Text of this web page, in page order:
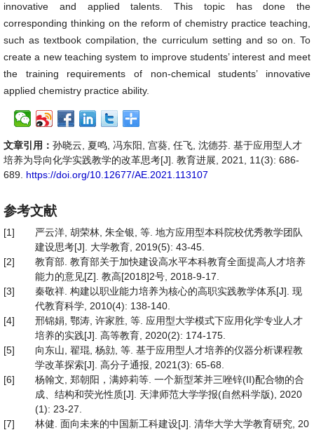
innovative and applied talents. This topic has done the
corresponding thinking on the reform of chemistry practice teaching,
such as textbook compilation, the curriculum setting and so on. To
create a new teaching system to improve students’ interest and meet
the training requirements of non-chemical students’ innovative
applied chemistry practice ability.
文章引用： 孙晓云, 夏鸣, 冯东阳, 宫葵, 任飞, 沈德芬. 基于应用型人才
培养为导向化学实践教学的改革思考[J]. 教育进展, 2021, 11(3): 686-
689. https://doi.org/10.12677/AE.2021.113107
参考文献
[1]
严云洋, 胡荣林, 朱全银, 等. 地方应用型本科院校优秀教学团队
建设思考[J]. 大学教育, 2019(5): 43-45.
[2]
教育部. 教育部关于加快建设高水平本科教育全面提高人才培养
能力的意见[Z]. 教高[2018]2号, 2018-9-17.
[3]
秦敬祥. 构建以职业能力培养为核心的高职实践教学体系[J]. 现
代教育科学, 2010(4): 138-140.
[4]
邢锦娟, 鄂涛, 许家胜, 等. 应用型大学模式下应用化学专业人才
培养的实践[J]. 高等教育, 2020(2): 174-175.
[5]
向东山, 翟琨, 杨勍, 等. 基于应用型人才培养的仪器分析课程教
学改革探索[J]. 高分子通报, 2021(3): 65-68.
[6]
杨翰文, 郑朝阳，满婷莉等. 一个新型苯并三唑锌(II)配合物的合
成、结构和荧光性质[J]. 天津师范大学学报(自然科学版), 2020
(1): 23-27.
[7]
林健. 面向未来的中国新工科建设[J]. 清华大学大学教育研究, 20